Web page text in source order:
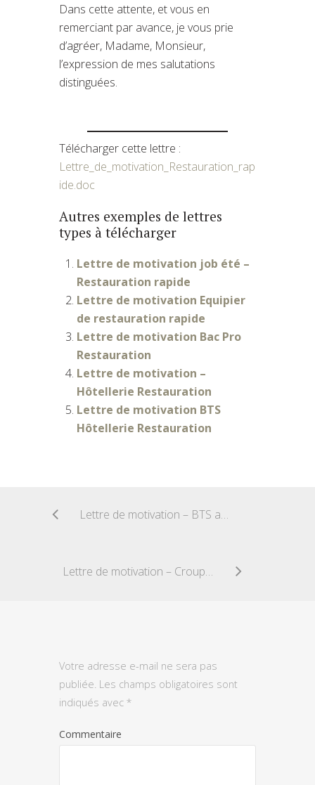
Dans cette attente, et vous en
remerciant par avance, je vous prie
d’agréer, Madame, Monsieur,
l’expression de mes salutations
distinguées.
Télécharger cette lettre :
Lettre_de_motivation_Restauration_rap
ide.doc
Autres exemples de lettres
types à télécharger
Lettre de motivation job été –
Restauration rapide
Lettre de motivation Equipier
de restauration rapide
Lettre de motivation Bac Pro
Restauration
Lettre de motivation –
Hôtellerie Restauration
Lettre de motivation BTS
Hôtellerie Restauration
Lettre de motivation – BTS aménagement paysager
Lettre de motivation – Croupier
Votre adresse e-mail ne sera pas
publiée. Les champs obligatoires sont
indiqués avec *
Commentaire